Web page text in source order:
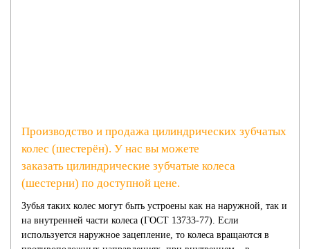
Производство и продажа цилиндрических зубчатых
колес (шестерён). У нас вы можете
заказать цилиндрические зубчатые колеса
(шестерни) по доступной цене.
Зубья таких колес могут быть устроены как на наружной, так и
на внутренней части колеса (ГОСТ 13733-77). Если
используется наружное зацепление, то колеса вращаются в